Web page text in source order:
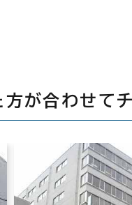
が合わせて